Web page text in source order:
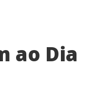
ao Dia